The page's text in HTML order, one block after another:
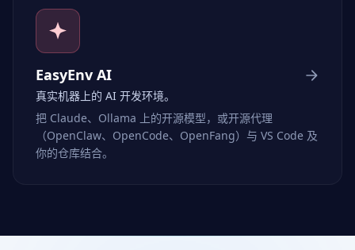
EasyEnv AI
真实机器上的 AI 开发环境。
把 Claude、Ollama 上的开源模型，或开源代理
（OpenClaw、OpenCode、OpenFang）与 VS Code 及
你的仓库结合。